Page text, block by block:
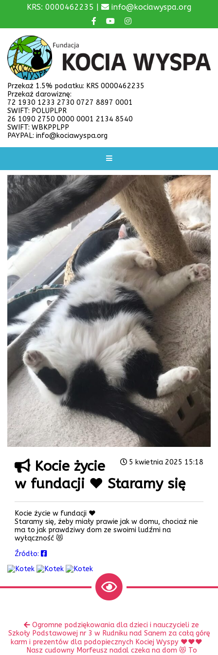
KRS: 0000462235 | info@kociawyspa.org
Przekaż 1.5% podatku: KRS 0000462235
Przekaż darowiznę:
72 1930 1233 2730 0727 8897 0001
SWIFT: POLUPLPR
26 1090 2750 0000 0001 2134 8540
SWIFT: WBKPPLPP
PAYPAL: info@kociawyspa.org
5 kwietnia 2025 15:18
Kocie życie
w fundacji ❤️ Staramy się
Kocie życie w fundacji ❤️
Staramy się, żeby miały prawie jak w domu, chociaż nie
ma to jak prawdziwy dom ze swoimi ludźmi na
wyłączność 😻
Źródło:
inne Poprzedni
wpis:
Ogromne podziękowania dla dzieci i nauczycieli ze
Szkoły Podstawowej nr 3 w Rudniku nad Sanem za całą górę
karm i prezentów dla podopiecznych Kociej Wyspy ❤️❤️❤️
Następny
Nasz cudowny Morfeusz nadal czeka na dom 😻 To